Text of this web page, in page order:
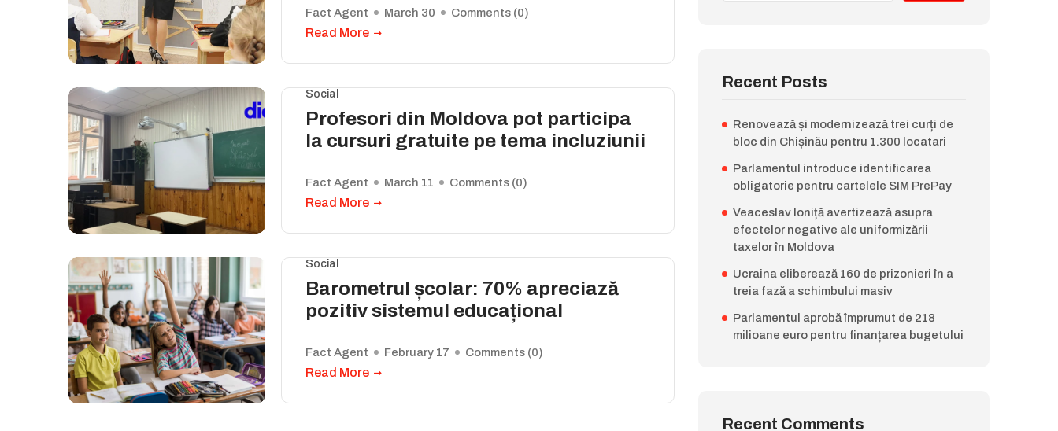
Fact Agent March 30 Comments (0)
Read More
Social
Profesori din Moldova pot participa
la cursuri gratuite pe tema incluziunii
Fact Agent March 11 Comments (0)
Read More
Social
Barometrul școlar: 70% apreciază
pozitiv sistemul educațional
Fact Agent February 17 Comments (0)
Read More
Recent Posts
Renovează și modernizează trei curți de
bloc din Chișinău pentru 1.300 locatari
Parlamentul introduce identificarea
obligatorie pentru cartelele SIM PrePay
Veaceslav Ioniță avertizează asupra
efectelor negative ale uniformizării
taxelor în Moldova
Ucraina eliberează 160 de prizonieri în a
treia fază a schimbului masiv
Parlamentul aprobă împrumut de 218
milioane euro pentru finanțarea bugetului
Recent Comments